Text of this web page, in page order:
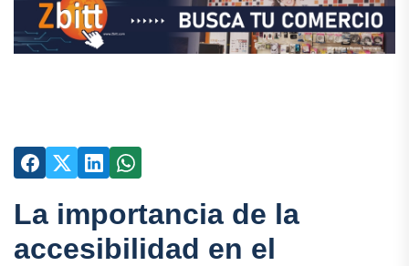
La importancia de la
accesibilidad en el